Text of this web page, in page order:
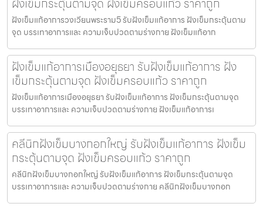
ฝังเข็มแก้อาการวงเวียนพระราม5 รับฝังเข็มแก้อาการ ฝังเข็มกระตุ้นตาม
จุด บรรเทาอาการและ ความเจ็บปวดตามร่างกาย ฝังเข็มแก้อาก
ฝังเข็มแก้อาการเมืองอยุธยา รับฝังเข็มแก้อาการ ฝัง
เข็มกระตุ้นตามจุด ฝังเข็มครอบแก้ว ราคาถูก
ฝังเข็มแก้อาการเมืองอยุธยา รับฝังเข็มแก้อาการ ฝังเข็มกระตุ้นตามจุด
บรรเทาอาการและ ความเจ็บปวดตามร่างกาย ฝังเข็มแก้อาการเ
คลีนิกฝังเข็มบางกอกใหญ่ รับฝังเข็มแก้อาการ ฝังเข็ม
กระตุ้นตามจุด ฝังเข็มครอบแก้ว ราคาถูก
คลีนิกฝังเข็มบางกอกใหญ่ รับฝังเข็มแก้อาการ ฝังเข็มกระตุ้นตามจุด
บรรเทาอาการและ ความเจ็บปวดตามร่างกาย คลีนิกฝังเข็มบางกอก